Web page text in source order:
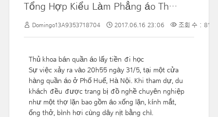
Tổng Hợp Kiểu Làm Phẳng áo Thun Mà Không Cần Máy Giặt
Domingo13A9353718704 2017.06.16 23:06 조회 수 : 81
Thủ khoa bán quần áo lấy tiền đi học
Sự việc xảy ra vào 20h55 ngày 31/5, tại một cửa
hàng quần áo ở Phố Huế, Hà Nội. Khi tham dự, du
khách đều được trang bị đồ nghề chuyên nghiệp
như một thợ lặn bao gồm áo xống lặn, kính mắt,
ống thở, bình hơi cùng dây nịt bằng chì.